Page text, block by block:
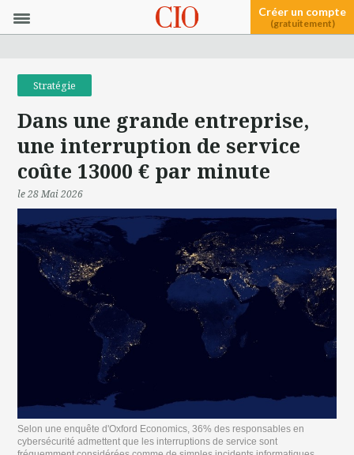
Créer un compte
(gratuitement)
Stratégie
Dans une grande entreprise,
une interruption de service
coûte 13000 € par minute
le 28 Mai 2026
Selon une enquête d'Oxford Economics, 36% des responsables en
cybersécurité admettent que les interruptions de service sont